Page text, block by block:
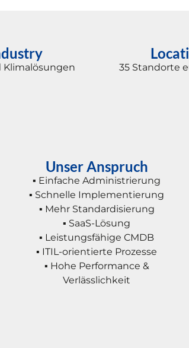
Klimalösungen 35 Standorte
Unser Anspruch
▪ Einfache Administrierung
▪ Schnelle Implementierung
▪ Mehr Standardisierung
▪ SaaS-Lösung
▪ Leistungsfähige CMDB
▪ ITIL-orientierte Prozesse
▪ Hohe Performance &
Verlässlichkeit